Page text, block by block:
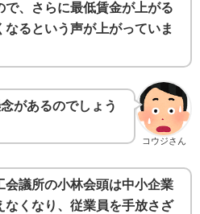
で、さらに最低賃金が上がる
なるという声が上がっていま
コウジさん
があるのでしょう
会議所の小林会頭は中小企業
なくなり、従業員を手放さざ